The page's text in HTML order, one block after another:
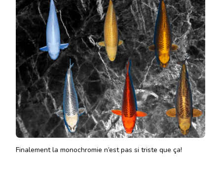
Finalement la monochromie n’est pas si triste que ça!